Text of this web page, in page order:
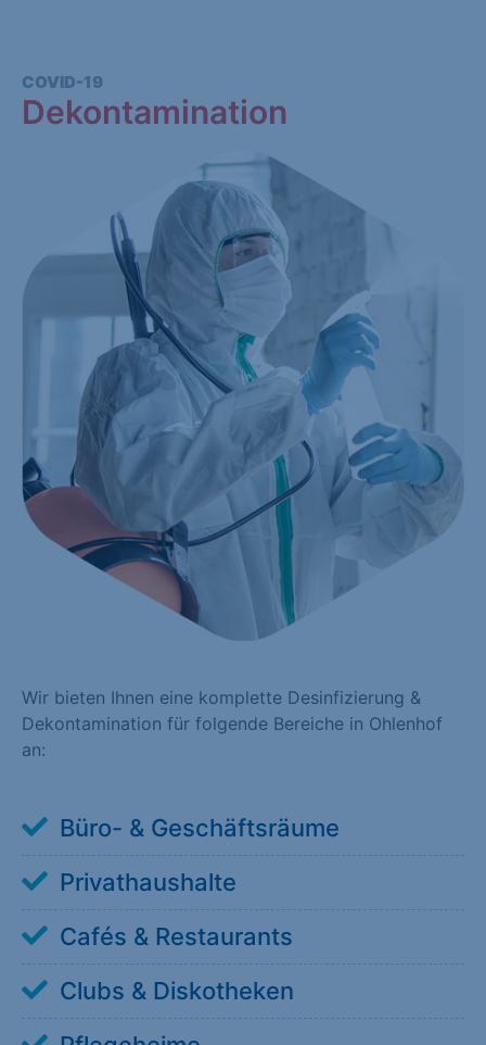
COVID-19
Dekontamination
Wir bieten Ihnen eine komplette Desinfizierung &
Dekontamination für folgende Bereiche in Ohlenhof
an:
Büro- & Geschäftsräume
Privathaushalte
Cafés & Restaurants
Clubs & Diskotheken